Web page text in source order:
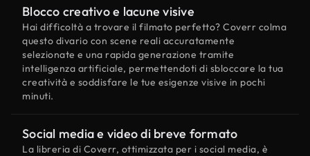
Blocco creativo e lacune visive
Hai difficoltà a trovare il filmato perfetto? Coverr colma
questo divario con scene reali accuratamente
selezionate e una rapida generazione tramite
intelligenza artificiale, permettendoti di sbloccare la tua
creatività e soddisfare le tue esigenze visive in pochi
minuti.
Social media e video di breve formato
La libreria di Coverr, ottimizzata per i social media, è